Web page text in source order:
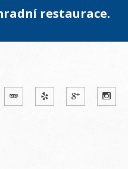
restaurace.